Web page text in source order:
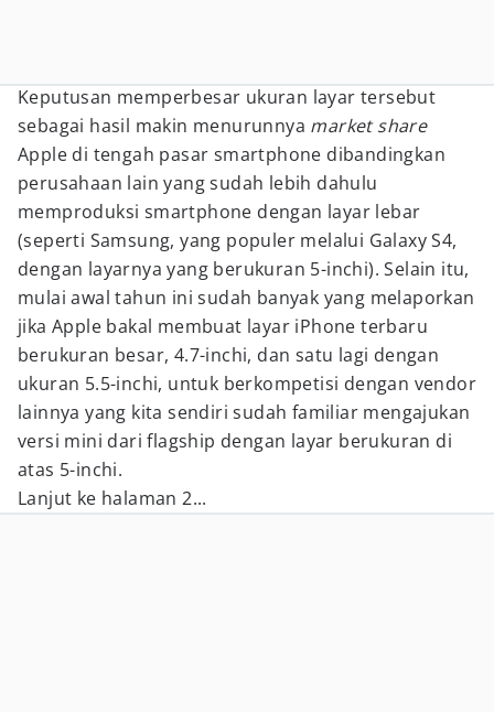
Keputusan memperbesar ukuran layar tersebut
sebagai hasil makin menurunnya market share
Apple di tengah pasar smartphone dibandingkan
perusahaan lain yang sudah lebih dahulu
memproduksi smartphone dengan layar lebar
(seperti Samsung, yang populer melalui Galaxy S4,
dengan layarnya yang berukuran 5-inchi). Selain itu,
mulai awal tahun ini sudah banyak yang melaporkan
jika Apple bakal membuat layar iPhone terbaru
berukuran besar, 4.7-inchi, dan satu lagi dengan
ukuran 5.5-inchi, untuk berkompetisi dengan vendor
lainnya yang kita sendiri sudah familiar mengajukan
versi mini dari flagship dengan layar berukuran di
atas 5-inchi.
Lanjut ke halaman 2...